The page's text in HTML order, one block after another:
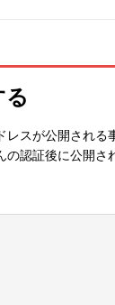
レスが公開される
の認証後に公開